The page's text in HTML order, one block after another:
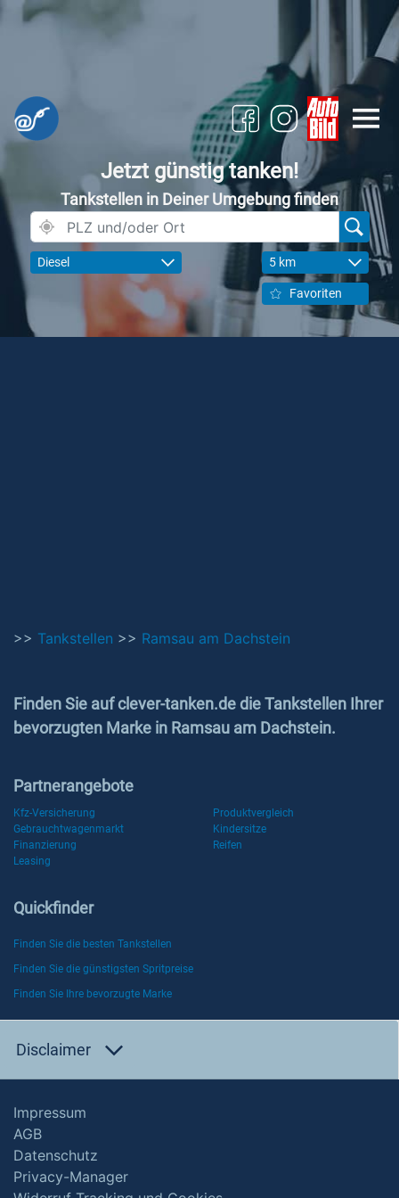
Jetzt günstig tanken!
Tankstellen in Deiner Umgebung finden
Diesel 5 km
Favoriten
>> Tankstellen >> Ramsau am Dachstein
Finden Sie auf clever-tanken.de die Tankstellen Ihrer
bevorzugten Marke in Ramsau am Dachstein.
Partnerangebote
Kfz-Versicherung
Produktvergleich
Gebrauchtwagenmarkt
Kindersitze
Finanzierung
Reifen
Leasing
Quickfinder
Finden Sie die besten Tankstellen
Finden Sie die günstigsten Spritpreise
Finden Sie Ihre bevorzugte Marke
Disclaimer
Impressum
AGB
Datenschutz
Privacy-Manager